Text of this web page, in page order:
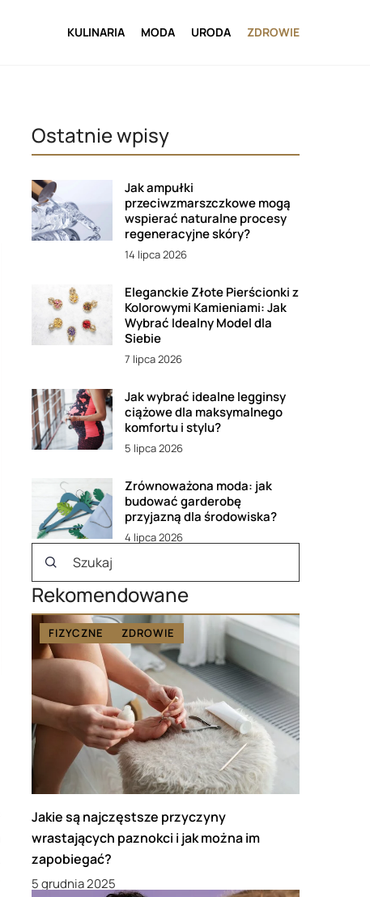
KULINARIA MODA URODA ZDROWIE
Ostatnie wpisy
Jak ampułki
przeciwzmarszczkowe mogą
wspierać naturalne procesy
regeneracyjne skóry?
14 lipca 2026
Eleganckie Złote Pierścionki z
Kolorowymi Kamieniami: Jak
Wybrać Idealny Model dla
Siebie
7 lipca 2026
Jak wybrać idealne legginsy
ciążowe dla maksymalnego
komfortu i stylu?
5 lipca 2026
Zrównoważona moda: jak
budować garderobę
przyjazną dla środowiska?
4 lipca 2026
Rekomendowane
FIZYCZNE ZDROWIE
Jakie są najczęstsze przyczyny
wrastających paznokci i jak można im
zapobiegać?
5 grudnia 2025